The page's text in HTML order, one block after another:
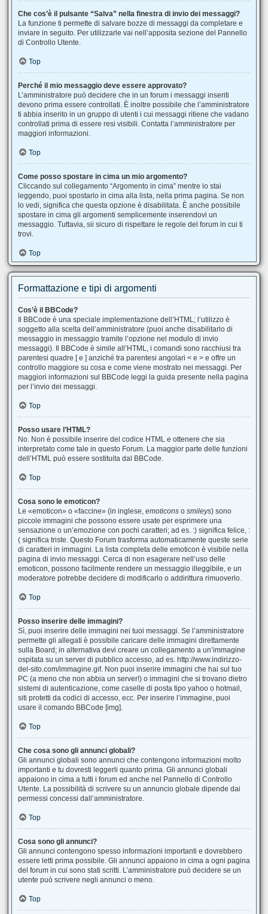
Che cos’è il pulsante “Salva” nella finestra di invio dei messaggi?
La funzione ti permette di salvare bozze di messaggi da completare e
inviare in seguito. Per utilizzarle vai nell’apposita sezione del Pannello
di Controllo Utente.
Top
Perché il mio messaggio deve essere approvato?
L’amministratore può decidere che in un forum i messaggi inseriti
devono prima essere controllati. È inoltre possibile che l’amministratore
ti abbia inserito in un gruppo di utenti i cui messaggi ritiene che vadano
controllati prima di essere resi visibili. Contatta l’amministratore per
maggiori informazioni.
Top
Come posso spostare in cima un mio argomento?
Cliccando sul collegamento “Argomento in cima” mentre lo stai
leggendo, puoi spostarlo in cima alla lista, nella prima pagina. Se non
lo vedi, significa che questa opzione è disabilitata. È anche possibile
spostare in cima gli argomenti semplicemente inserendovi un
messaggio. Tuttavia, sii sicuro di rispettare le regole del forum in cui ti
trovi.
Top
Formattazione e tipi di argomenti
Cos’è il BBCode?
Il BBCode è una speciale implementazione dell’HTML; l’utilizzo è
soggetto alla scelta dell’amministratore (puoi anche disabilitarlo di
messaggio in messaggio tramite l’opzione nel modulo di invio
messaggi). Il BBCode è simile all’HTML, i comandi sono racchiusi tra
parentesi quadre [ e ] anziché tra parentesi angolari < e > e offre un
controllo maggiore su cosa e come viene mostrato nei messaggi. Per
maggiori informazioni sul BBCode leggi la guida presente nella pagina
per l’invio dei messaggi.
Top
Posso usare l’HTML?
No. Non è possibile inserire del codice HTML e ottenere che sia
interpretato come tale in questo Forum. La maggior parte delle funzioni
dell’HTML può essere sostituita dal BBCode.
Top
Cosa sono le emoticon?
Le «emoticon» o «faccine» (in inglese, emoticons o smileys) sono
piccole immagini che possono essere usate per esprimere una
sensazione o un’emozione con pochi caratteri; ad es. :) significa felice, :
( significa triste. Questo Forum trasforma automaticamente queste serie
di caratteri in immagini. La lista completa delle emoticon è visibile nella
pagina di invio messaggi. Cerca di non esagerare nell’uso delle
emoticon, possono facilmente rendere un messaggio illeggibile, e un
moderatore potrebbe decidere di modificarlo o addirittura rimuoverlo.
Top
Posso inserire delle immagini?
Sì, puoi inserire delle immagini nei tuoi messaggi. Se l’amministratore
permette gli allegati è possibile caricare delle immagini direttamente
sulla Board; in alternativa devi creare un collegamento a un’immagine
ospitata su un server di pubblico accesso, ad es. http://www.indirizzo-
del-sito.com/immagine.gif. Non puoi inserire immagini che hai sul tuo
PC (a meno che non abbia un server!) o immagini che si trovano dietro
sistemi di autenticazione, come caselle di posta tipo yahoo o hotmail,
siti protetti da codici di accesso, ecc. Per inserire l’immagine, puoi
usare il comando BBCode [img].
Top
Che cosa sono gli annunci globali?
Gli annunci globali sono annunci che contengono informazioni molto
importanti e tu dovresti leggerli quanto prima. Gli annunci globali
appaiono in cima a tutti i forum ed anche nel Pannello di Controllo
Utente. La possibilità di scrivere su un annuncio globale dipende dai
permessi concessi dall’amministratore.
Top
Cosa sono gli annunci?
Gli annunci contengono spesso informazioni importanti e dovrebbero
essere letti prima possibile. Gli annunci appaiono in cima a ogni pagina
del forum in cui sono stati scritti. L’amministratore può decidere se un
utente può scrivere negli annunci o meno.
Top